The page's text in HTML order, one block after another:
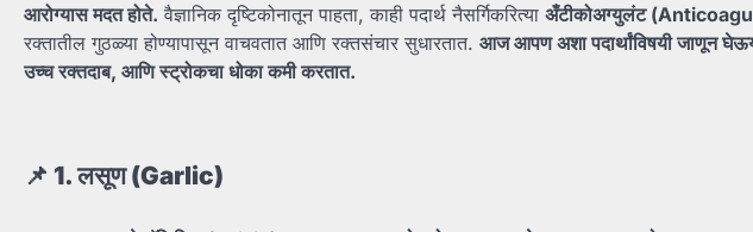
आरोग्यासमदतहोते. वैज्ञानिक दृष्टिकोनातून पाहता, काही पदार्थ नैसर्गिकरित्या अँटीकोअग्युलंट
रक्तातील गुठळ्या होण्यापासून वाचवतात आणि रक्तसंचार सुधारतात. आजआपणअशापदार्थांविषयीजाणून
उच्चरक्तदाब, आणिस्ट्रोकचाधोकाकमीकरतात.
📌 1.लसूण (Garlic)